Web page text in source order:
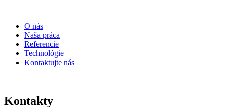
O nás
Naša práca
Referencie
Technológie
Kontaktujte nás
Kontakty